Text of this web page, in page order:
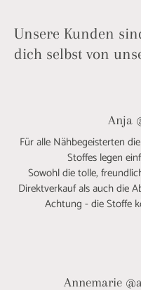
Unsere Kunden
dich selbst von
Anja
Für alle Nähbegeisterten
Stoffes legen
Sowohl die tolle,
Direktverkauf als auch die
Achtung - die Stoffe
Annemarie